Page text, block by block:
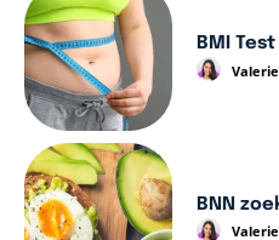
BMI
Valerie
BNN
Valerie